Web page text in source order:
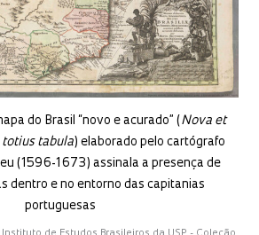
do Brasil “novo e acurado” ( Nova et
tabula) elaborado pelo cartógrafo
(1596-1673) assinala a presença de
dentro e no entorno das capitanias
portuguesas